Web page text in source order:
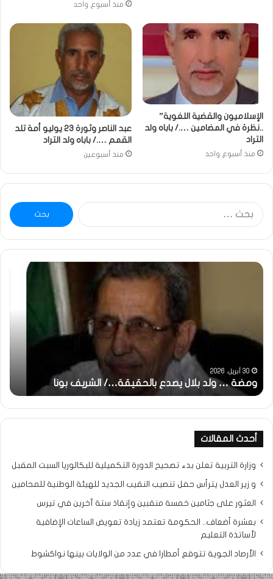
منذ أسبوع واحد
الإسلاميون والقضية اللغوية”
..نظرة في المضامين …./ باباه ولد
التراد
منذ أسبوع واحد
عبد الناصر وثورة 23 يوليو أمة تلد
القمم …./ باباه ولد التراد
منذ أسبوعين
البحث
عن:
ومضة
بالحقيقة…/
الشريف
30 أبريل، 2026
ومضة … ولد بلال يصدع بالحقيقة…/ الشريف بونا
أحدث المقالات
وزارة التربية تعلن بدء تصحيح الدورة التكميلية للبكالوريا السبت المقبل
و زير العدل يترأس حفل تنصيب النقيب الجديد للهيئة الوطنية للمحامين
العثور على جثامين خمسة منقبين وإنقاذ ستة آخرين في تيرس
بعشرة أضعاف.. الحكومة تعتمد زيادة تعويض الساعات الإضافية
لأساتذة التعليم
الأرصاد الجوية تتوقع أمطارا في عدد من الولايات بينها نواكشوط